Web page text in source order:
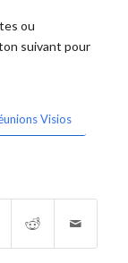
ou
suivant pour
Visios